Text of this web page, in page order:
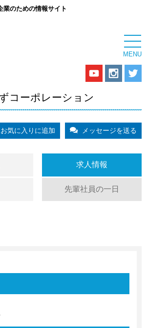
業のための情報サイト
コーポレーション
お気に入りに追加 メッセージを送る
求人情報
先輩社員の一日